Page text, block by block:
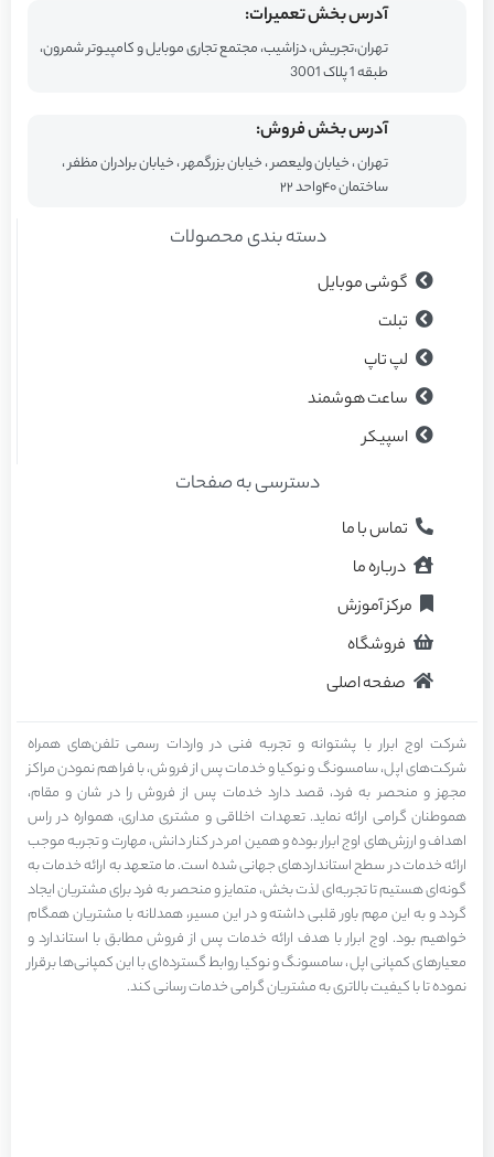
آدرس بخش تعمیرات:
تهران،تجریش، دزاشیب، مجتمع تجاری موبایل و کامپیوتر شمرون،
طبقه 1 پلاک 3001
آدرس بخش فروش:
تهران ، خیابان ولیعصر ، خیابان بزرگمهر ، خیابان برادران مظفر ،
ساختمان ۴۰واحد ۲۲
دسته بندی محصولات
گوشی موبایل
تبلت
لپ تاپ
ساعت هوشمند
اسپیکر
دسترسی به صفحات
تماس با ما
درباره ما
مرکز آموزش
فروشگاه
صفحه اصلی
شرکت اوج ابرار با پشتوانه و تجربه فنی در واردات رسمی تلفن‌های همراه
شرکت‌های اپل، سامسونگ و نوکیا و خدمات پس از فروش، با فراهم نمودن مراکز
مجهز و منحصر به فرد، قصد دارد خدمات پس از فروش را در شان و مقام،
هموطنان گرامی ارائه نماید. تعهدات اخلاقی و مشتری مداری، همواره در راس
اهداف و ارزش‌های اوج ابرار بوده و همین امر در کنار دانش، مهارت و تجربه موجب
ارائه خدمات در سطح استاندارد‌های جهانی شده است. ما متعهد به ارائه خدمات به
گونه‌ای هستیم تا تجربه‌ای لذت بخش، متمایز و منحصر به فرد برای مشتریان ایجاد
گردد و به این مهم باور قلبی داشته و در این مسیر، همدلانه با مشتریان همگام
خواهیم بود. اوج ابرار با هدف ارائه خدمات پس از فروش مطابق با استاندارد و
معیارهای کمپانی اپل، سامسونگ و نوکیا روابط گسترده‌ای با این کمپانی‌ها برقرار
نموده تا با کیفیت بالاتری به مشتریان گرامی خدمات رسانی کند.